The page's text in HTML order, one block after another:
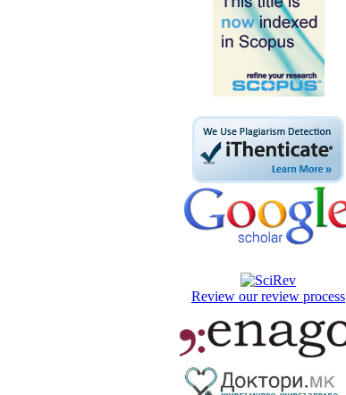
Review our review process